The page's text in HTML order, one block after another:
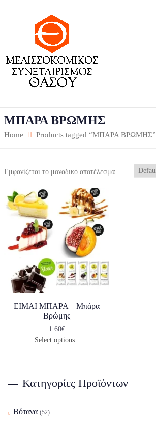
ΜΠΑΡΑ ΒΡΩΜΗΣ
Home Products tagged “ΜΠΑΡΑ ΒΡΩΜΗΣ”
Εμφανίζεται το μοναδικό αποτέλεσμα
ΕΙΜΑΙ ΜΠΑΡΑ – Μπάρα
Βρώμης
1.60€
Select options
Κατηγορίες Προϊόντων
Βότανα (52)